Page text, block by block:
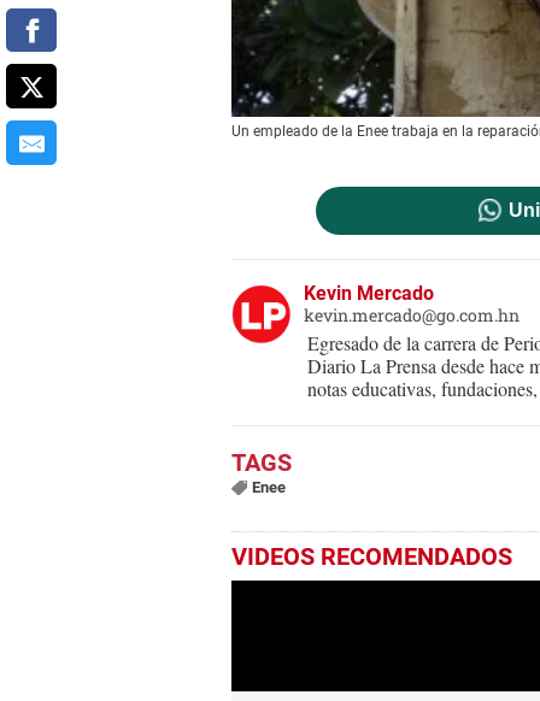
Un empleado de la Enee trabaja en la
Kevin Mercado
kevin.mercado@go.com.hn
Egresado de la carrera de
Diario La Prensa desde hace
notas educativas,
Enee
VIDEOS RECOMENDADOS